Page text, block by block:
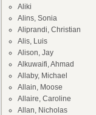
Aliki
Alins, Sonia
Aliprandi, Christian
Alis, Luis
Alison, Jay
Alkuwaifi, Ahmad
Allaby, Michael
Allain, Moose
Allaire, Caroline
Allan, Nicholas